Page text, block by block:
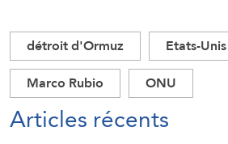
détroit d'Ormuz
Etats-Unis
Marco Rubio
ONU
Articles récents